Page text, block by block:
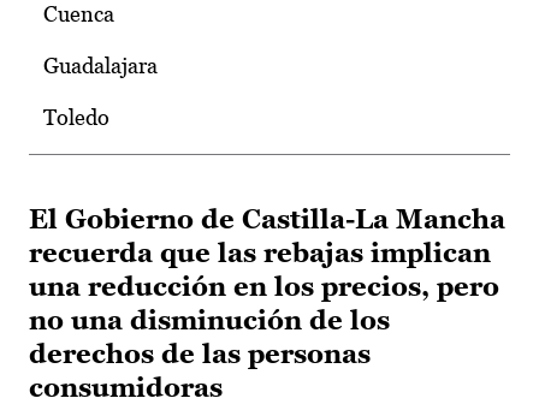
Cuenca
Guadalajara
Toledo
El Gobierno de Castilla-La Mancha
recuerda que las rebajas implican
una reducción en los precios, pero
no una disminución de los
derechos de las personas
consumidoras